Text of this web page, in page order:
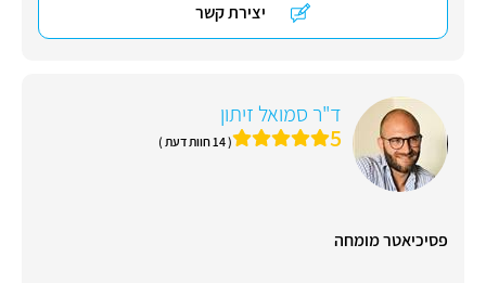
יצירת קשר
ד"ר סמואל זיתון
5 ( 14 חוות דעת )
פסיכיאטר מומחה